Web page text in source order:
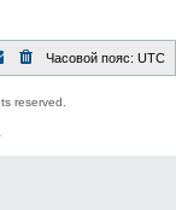
Часовой пояс: UTC
reserved.